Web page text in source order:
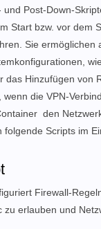
file
db
etc/wireguard
Post-Down-
Start bzw. vor dem
Sie ermöglichen
das Hinzufügen von
wenn die VPN-
den
folgende Scripts im
Firewall-
zu erlauben und